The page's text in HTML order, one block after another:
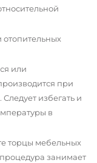
или
при
избегать и
в
торцы мебельных
занимает